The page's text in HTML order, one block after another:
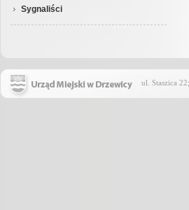
Sygnaliści
ul. Staszica